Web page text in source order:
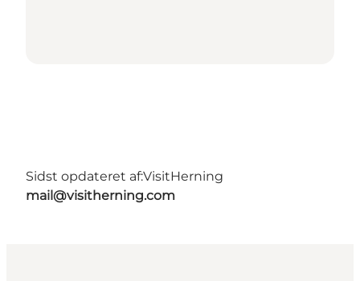
Sidst opdateret af:VisitHerning
mail@visitherning.com